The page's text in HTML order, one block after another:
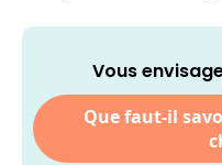
Vous
Que faut-il